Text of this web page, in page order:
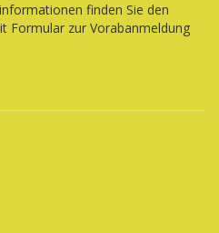
finden Sie den
Formular zur Vorabanmeldung